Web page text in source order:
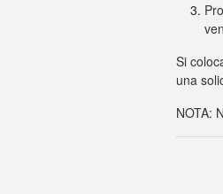
Si
una
NOTA: